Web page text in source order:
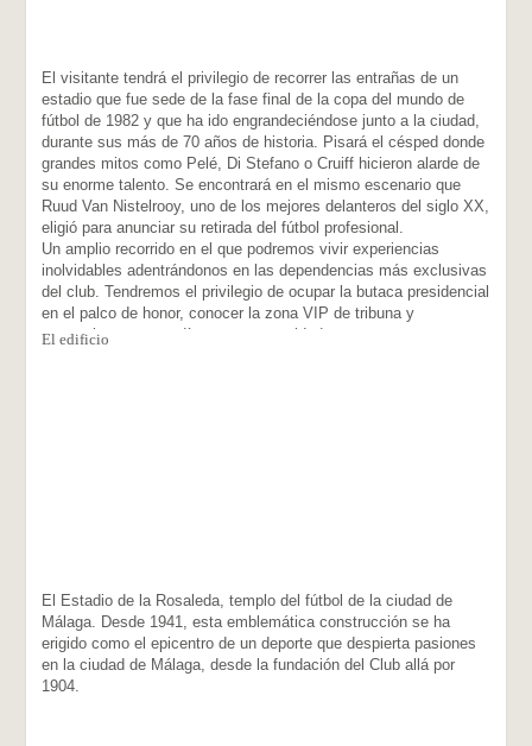
El visitante tendrá el privilegio de recorrer las entrañas de un
estadio que fue sede de la fase final de la copa del mundo de
fútbol de 1982 y que ha ido engrandeciéndose junto a la ciudad,
durante sus más de 70 años de historia. Pisará el césped donde
grandes mitos como Pelé, Di Stefano o Cruiff hicieron alarde de
su enorme talento. Se encontrará en el mismo escenario que
Ruud Van Nistelrooy, uno de los mejores delanteros del siglo XX,
eligió para anunciar su retirada del fútbol profesional.
Un amplio recorrido en el que podremos vivir experiencias
inolvidables adentrándonos en las dependencias más exclusivas
del club. Tendremos el privilegio de ocupar la butaca presidencial
en el palco de honor, conocer la zona VIP de tribuna y
convertirnos por un día, en una autoridad para comparecer
El edificio
El Estadio de la Rosaleda, templo del fútbol de la ciudad de
Málaga. Desde 1941, esta emblemática construcción se ha
erigido como el epicentro de un deporte que despierta pasiones
en la ciudad de Málaga, desde la fundación del Club allá por
1904.